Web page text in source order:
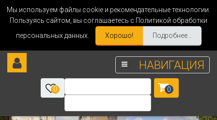
Мы используем файлы cookie и рекомендательные технологии.
Пользуясь сайтом, вы соглашаетесь с Политикой обработки
персональных данных.
Хорошо! Подробнее...
НАВИГАЦИЯ
0 0